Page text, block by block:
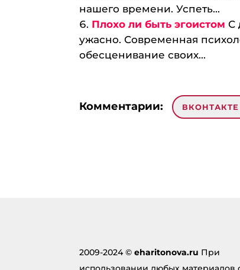
нашего времени. Успеть...
Плохо ли быть эгоистом С
ужасно. Современная
обесценивание своих...
Комментарии:
2009-2024 ©eharitonova.ru При